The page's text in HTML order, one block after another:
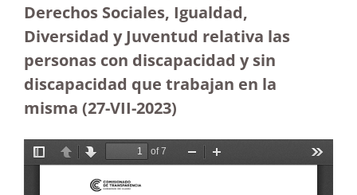
Derechos Sociales, Igualdad,
Diversidad y Juventud relativa las
personas con discapacidad y sin
discapacidad que trabajan en la
misma (27-VII-2023)